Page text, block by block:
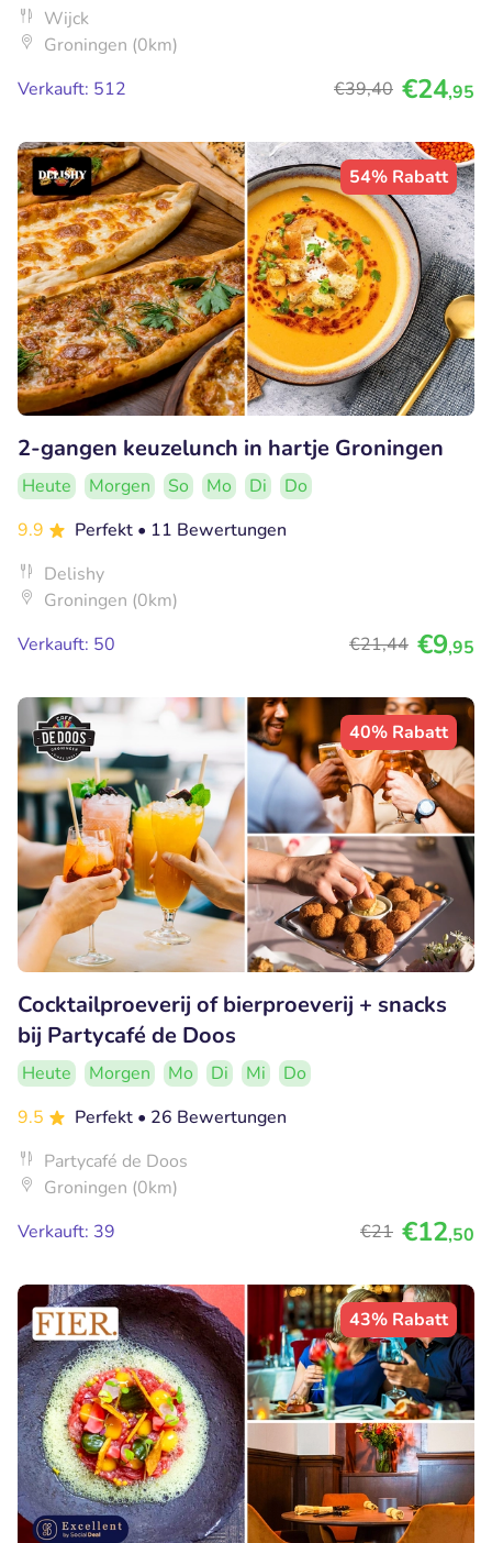
Wijck
Groningen (0km)
Verkauft: 512
€39,40 €24,95
54% Rabatt
2-gangen keuzelunch in hartje Groningen
Heute Morgen So Mo Di
Do
9.9
Perfekt • 11 Bewertungen
Delishy
Groningen (0km)
Verkauft: 50
€21,44 €9,95
40% Rabatt
Cocktailproeverij of bierproeverij + snacks
bij Partycafé de Doos
Heute Morgen Mo Di Mi
Do
9.5
Perfekt • 26 Bewertungen
Partycafé de Doos
Groningen (0km)
Verkauft: 39
€21 €12,50
43% Rabatt